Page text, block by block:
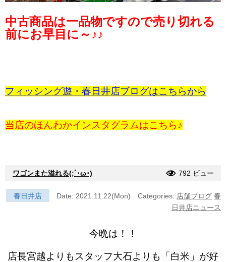
中古商品は一品物ですので売り切れる
前にお早目に～♪♪
フィッシング遊・春日井店ブログはこちらから
当店のほんわかインスタグラムはこちら♪
ワゴンまた溢れる(;´･ω･) 792 ビュー
春日井店 Date: 2021.11.22(Mon) Categories: 店舗ブログ 春
日井店ニュース
今晩は！！
店長宮越よりもスタッフ大石よりも「白米」が好